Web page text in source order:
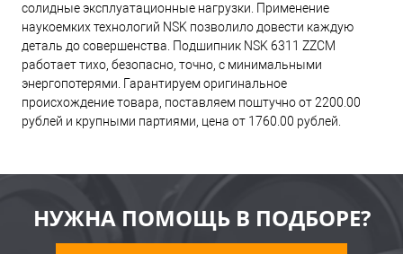
солидные эксплуатационные нагрузки. Применение
наукоемких технологий NSK позволило довести каждую
деталь до совершенства. Подшипник NSK 6311 ZZCM
работает тихо, безопасно, точно, с минимальными
энергопотерями. Гарантируем оригинальное
происхождение товара, поставляем поштучно от 2200.00
рублей и крупными партиями, цена от 1760.00 рублей.
НУЖНА ПОМОЩЬ В ПОДБОРЕ?